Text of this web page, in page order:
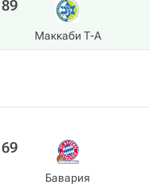
89
Маккаби Т-А
69
Бавария